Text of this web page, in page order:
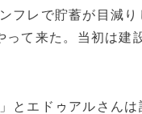
フレで貯蓄が目減
って来た。当初は建
とエドゥアルさん